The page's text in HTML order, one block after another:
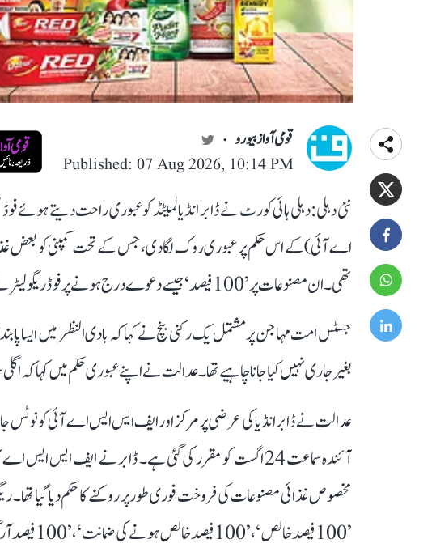
قومی آواز بیورو
Published: 07 Aug 2026, 10:14 PM
نئی دہلی: دہلی ہائی کورٹ نے ڈابر انڈیا لمیٹڈ کو عبوری راحت دیتے ہوئے
اے آئی) کے اس حکم پر عبوری روک لگا دی، جس کے تحت کمپنی کو بعض
تھی۔ ان مصنوعات پر ’100 فیصد‘ جیسے دعوے درج ہونے پر فوڈ ریگولیٹر نے اعتراض کیا تھا۔
جسٹس امت مہاجن پر مشتمل یک رکنی بنچ نے کہا کہ بادی النظر میں ایسا
بغیر جاری نہیں کیا جانا چاہیے تھا۔ عدالت نے اپنے عبوری حکم میں کہا کہ
عدالت نے ڈابر انڈیا کی عرضی پر مرکز اور ایف ایس ایس اے آئی کو
آئندہ سماعت 24 اگست کو مقرر کی گئی ہے۔ ڈابر نے ایف ایس